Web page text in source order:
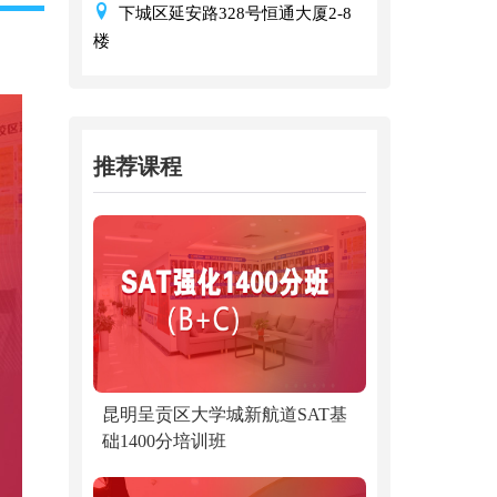
下城区延安路328号恒通大厦2-8
楼
推荐课程
昆明呈贡区大学城新航道SAT基
础1400分培训班